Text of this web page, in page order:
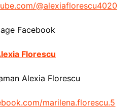
@alexiaflorescu4020
Facebook
Florescu
Alexia Florescu
marilena.florescu.5